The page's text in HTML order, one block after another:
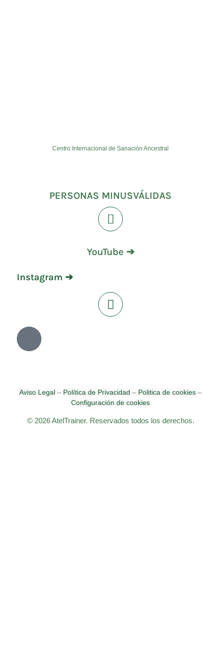
Centro Internacional de Sanación Ancestral
PERSONAS MINUSVÁLIDAS
YouTube ➔
Instagram ➔
Aviso Legal – Política de Privacidad – Politica de cookies –
Configuración de cookies
© 2026 AtelTrainer. Reservados todos los derechos.